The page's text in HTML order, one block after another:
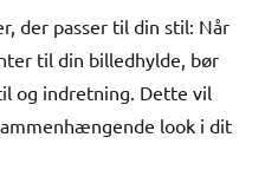
der passer til din stil: Når
til din billedhylde, bør
og indretning. Dette vil
look i dit